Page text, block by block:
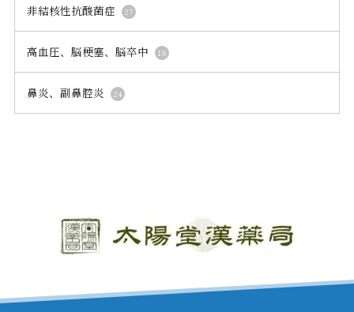
©Taiyodo Herb Medicine Farmacy. All rights reserved.